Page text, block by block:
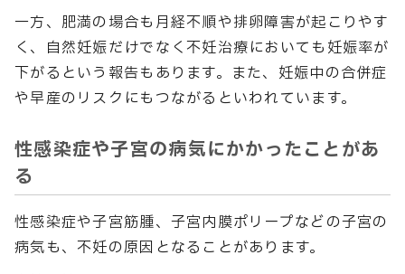
一方、肥満の場合も月経不順や排卵障害が起こりやす
く、自然妊娠だけでなく不妊治療においても妊娠率が
下がるという報告もあります。また、妊娠中の合併症
や早産のリスクにもつながるといわれています。
性感染症や子宮の病気にかかったことがあ
る
性感染症や子宮筋腫、子宮内膜ポリープなどの子宮の
病気も、不妊の原因となることがあります。